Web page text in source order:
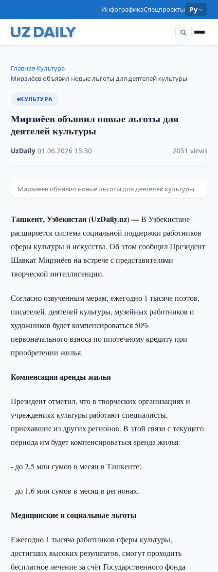
ИнфографикаСпецпроекты Ру
Главная›Культура›
Мирзиёев объявил новые льготы для деятелей культуры
КУЛЬТУРА
Мирзиёев объявил новые льготы для
деятелей культуры
UzDaily ·01.06.2026 15:30 2051 views
Мирзиёев объявил новые льготы для деятелей культуры
Ташкент, Узбекистан (UzDaily.uz) —В Узбекистане
расширяется система социальной поддержки работников
сферы культуры и искусства. Об этом сообщил Президент
Шавкат Мирзиёев на встрече с представителями
творческой интеллигенции.
Согласно озвученным мерам, ежегодно 1 тысяче поэтов,
писателей, деятелей культуры, музейных работников и
художников будет компенсироваться 50%
первоначального взноса по ипотечному кредиту при
приобретении жилья.
Компенсация аренды жилья
Президент отметил, что в творческих организациях и
учреждениях культуры работают специалисты,
приехавшие из других регионов. В этой связи с текущего
периода им будет компенсироваться аренда жилья:
- до 2,5 млн сумов в месяц в Ташкенте;
- до 1,6 млн сумов в месяц в регионах.
Медицинские и социальные льготы
Ежегодно 1 тысяча работников сферы культуры,
достигших высоких результатов, смогут проходить
бесплатное лечение за счёт Государственного фонда